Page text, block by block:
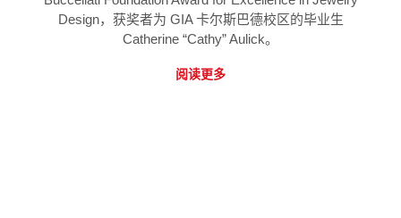
Design，获奖者为 GIA 卡尔斯巴德校区的毕业生
Catherine “Cathy” Aulick。
阅读更多